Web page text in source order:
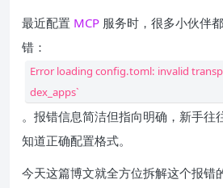
最近配置 MCP 服务时，很多小伙伴
错：
Error loading config.toml: invalid
dex_apps`
。报错信息简洁但指向明确，新手往
知道正确配置格式。
今天这篇博文就全方位拆解这个报错